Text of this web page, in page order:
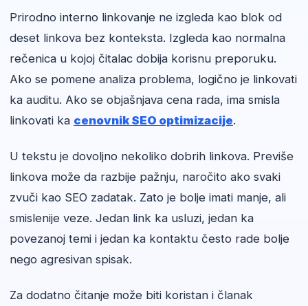
Prirodno interno linkovanje ne izgleda kao blok od
deset linkova bez konteksta. Izgleda kao normalna
rečenica u kojoj čitalac dobija korisnu preporuku.
Ako se pomene analiza problema, logično je linkovati
ka auditu. Ako se objašnjava cena rada, ima smisla
linkovati ka cenovnik SEO optimizacije.
U tekstu je dovoljno nekoliko dobrih linkova. Previše
linkova može da razbije pažnju, naročito ako svaki
zvuči kao SEO zadatak. Zato je bolje imati manje, ali
smislenije veze. Jedan link ka usluzi, jedan ka
povezanoj temi i jedan ka kontaktu često rade bolje
nego agresivan spisak.
Za dodatno čitanje može biti koristan i članak